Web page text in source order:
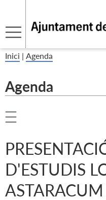
Inici | Agenda
Agenda
D'ESTUDIS
ASTARACUM